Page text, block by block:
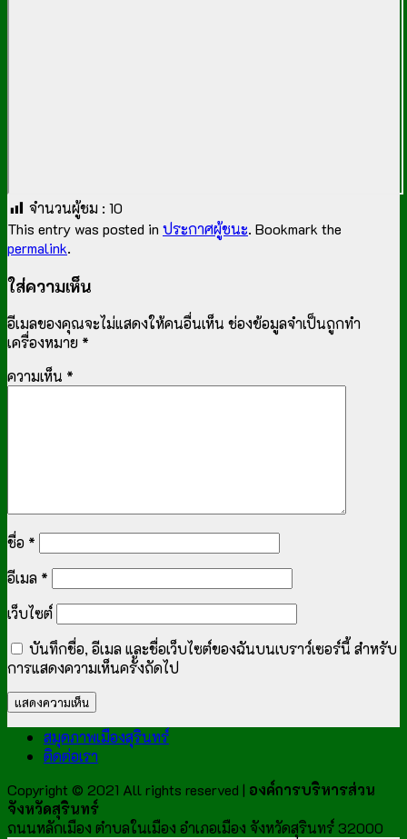
จำนวนผู้ชม : 10
This entry was posted in ประกาศผู้ชนะ. Bookmark the
permalink.
ใส่ความเห็น
อีเมลของคุณจะไม่แสดงให้คนอื่นเห็น ช่องข้อมูลจำเป็นถูกทำ
เครื่องหมาย *
ความเห็น *
ชื่อ *
อีเมล *
เว็บไซต์
บันทึกชื่อ, อีเมล และชื่อเว็บไซต์ของฉันบนเบราว์เซอร์นี้ สำหรับ
การแสดงความเห็นครั้งถัดไป
สมุดภาพเมืองสุรินทร์
ติดต่อเรา
Copyright © 2021 All rights reserved | องค์การบริหารส่วน
จังหวัดสุรินทร์
ถนนหลักเมือง ตำบลในเมือง อำเภอเมือง จังหวัดสุรินทร์ 32000